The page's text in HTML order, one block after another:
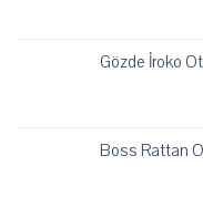
Gözde İroko
Boss Rattan